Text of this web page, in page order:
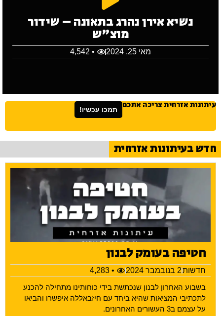
נשיא אירן נהרג בתאונה – שידור
מוצ"ש
מאי 25, 2024 • 4,542
עיתונות אזרחית צריכה אתכם תמכו עכשיו!
חדש בעיתונות אזרחית
חטיפה בעומק לבנון
חדשות2 בנובמבר 2024
• 4,283
בשבוע האחרון לבנון שנכתשת בידי כוחותינו מתחילה להכנע
לתכתיבי המציאות שהיא ביחד עם חיזבאללה איפשרו והביאו
על עצמם ב3 העשורים האחרונים.